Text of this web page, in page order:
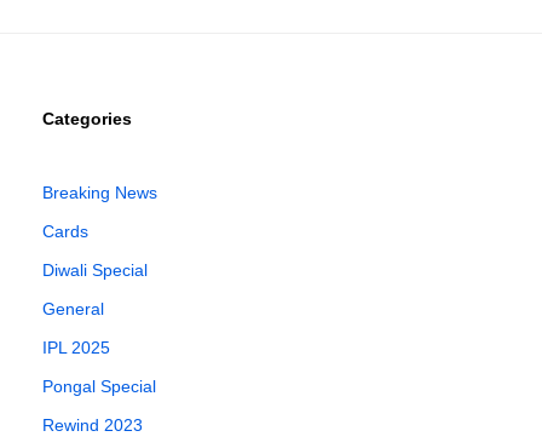
Categories
Breaking News
Cards
Diwali Special
General
IPL 2025
Pongal Special
Rewind 2023